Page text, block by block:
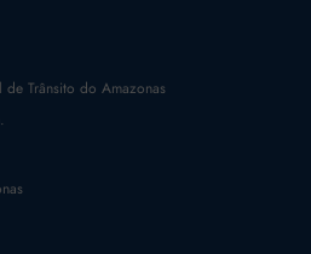
de Trânsito do Amazonas